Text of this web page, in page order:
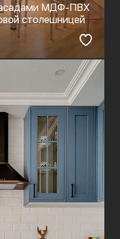
МДФ-ПВХ
столешницей